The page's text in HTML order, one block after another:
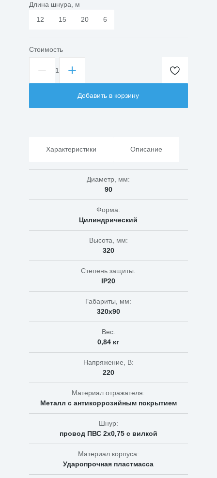
Длина шнура, м
12
15 20 6
Стоимость
Количество
товара
РВО/
1
Добавить в корзину
Характеристики Описание
Диаметр, мм:
90
Форма:
Цилиндрический
Высота, мм:
320
Степень защиты:
IP20
Габариты, мм:
320х90
Вес:
0,84 кг
Напряжение, В:
220
Материал отражателя:
Металл с антикоррозийным покрытием
Шнур:
провод ПВС 2х0,75 с вилкой
Материал корпуса:
Ударопрочная пластмасса